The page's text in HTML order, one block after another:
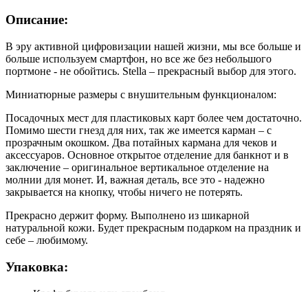
Описание:
В эру активной цифровизации нашей жизни, мы все больше и
больше используем смартфон, но все же без небольшого
портмоне - не обойтись. Stella – прекрасный выбор для этого.
Миниатюрные размеры с внушительным функционалом:
Посадочных мест для пластиковых карт более чем достаточно.
Помимо шести гнезд для них, так же имеется карман – с
прозрачным окошком. Два потайных кармана для чеков и
аксессуаров. Основное открытое отделение для банкнот и в
заключение – оригинальное вертикальное отделение на
молнии для монет. И, важная деталь, все это - надежно
закрывается на кнопку, чтобы ничего не потерять.
Прекрасно держит форму. Выполнено из шикарной
натуральной кожи. Будет прекрасным подарком на праздник и
себе – любимому.
Упаковка: